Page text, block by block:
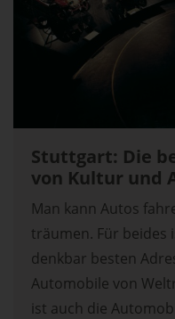
Stuttgart: Die
von Kultur und
Man kann Autos
träumen. Für beides
denkbar besten
Automobile von
ist auch die